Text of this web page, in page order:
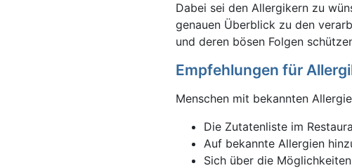
Dabei sei den Allergikern zu
genauen Überblick zu den
und deren bösen Folgen
Empfehlungen für
Menschen mit bekannten
Die Zutatenliste im
Auf bekannte Allergien
Sich über die